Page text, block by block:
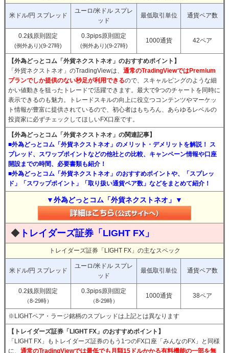
米ドル/円 スプレッド
ユーロ/米ドル スプレ
ッド
最低取引単位 通貨ペア数
0.2銭原則固定
(例外あり)(9-27時)
0.3pips原則固定
(例外あり)(9-27時)
1000通貨 42ペア
【外為どっとコム「外貨ネクストネオ」のおすすめポイント】
「外貨ネクストネオ」のTradingViewは、 通常のTradingViewではPremium
プランでしか提供のない秒足が利用できるので、スキャルピングのような細
かい値動きを狙ったトレードで活躍できます。最大で9つのチャートを同時に
表示できるのも魅力。トレードスキルの向上に役立つコンテンツやマーケッ
ト情報が豊富に提供されているので、初心者はもちろん、あらゆるレベルの
投資家に必ずチェックしてほしいFX口座です。
【外為どっとコム「外貨ネクストネオ」の関連記事】
■外為どっとコム「外貨ネクストネオ」のメリット・デメリットを解説！ ス
プレッド、スワップポイントなどの他社との比較、キャンペーン情報や口座
開設までの時間、必要書類も紹介！
■外為どっとコム「外貨ネクストネオ」のおすすめポイントや、「スプレッ
ド」「スワップポイント」「取り扱い通貨ペア数」などをまとめて紹介！
▼外為どっとコム「外貨ネクストネオ」▼
◆ トレイダーズ証券「LIGHT FX」
トレイダーズ証券「LIGHT FX」の主なスペック
米ドル/円 スプレッド
ユーロ/米ドル スプレ
ッド
最低取引単位 通貨ペア数
0.2銭原則固定
（8-29時）
0.3pips原則固定
（8-29時）
1000通貨 38ペア
※LIGHTペア・ラージ銘柄のスプレッドは上記とは異なります
【トレイダーズ証券「LIGHT FX」のおすすめポイント】
「LIGHT FX」もトレイダーズ証券のもう1つのFX口座「みんなのFX」と同様
に、 通常のTradingViewでは最低でも月額15ドルかかる有料機能の一部を無